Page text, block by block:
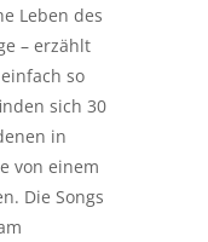
Leben des
– erzählt
so
sich 30
in
von einem
Die Songs